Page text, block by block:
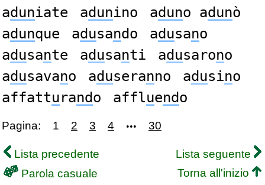
aduniate adunino aduno adunò
adunque adusando adusano
adusante adusanti adusarono
adusavano aduseranno adusino
affatturando affluendo
Pagina: 1 2 3 4 ••• 30
Lista precedente
Lista seguente
Parola casuale
Torna all'inizio